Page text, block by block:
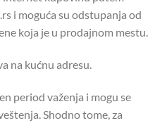
i moguća su odstupanja od
koja je u prodajnom mestu.
na kućnu adresu.
period važenja i mogu se
Shodno tome, za